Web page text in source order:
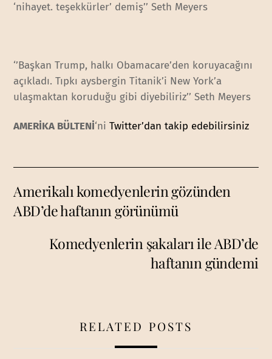
‘nihayet. teşekkürler’ demiş’’ Seth Meyers
‘’Başkan Trump, halkı Obamacare’den koruyacağını
açıkladı. Tıpkı aysbergin Titanik’i New York’a
ulaşmaktan koruduğu gibi diyebiliriz’’ Seth Meyers
AMERİKA BÜLTENİ‘niTwitter’dan takip edebilirsiniz
Amerikalı komedyenlerin gözünden
ABD’de haftanın görünümü
Komedyenlerin şakaları ile ABD’de
haftanın gündemi
RELATED POSTS